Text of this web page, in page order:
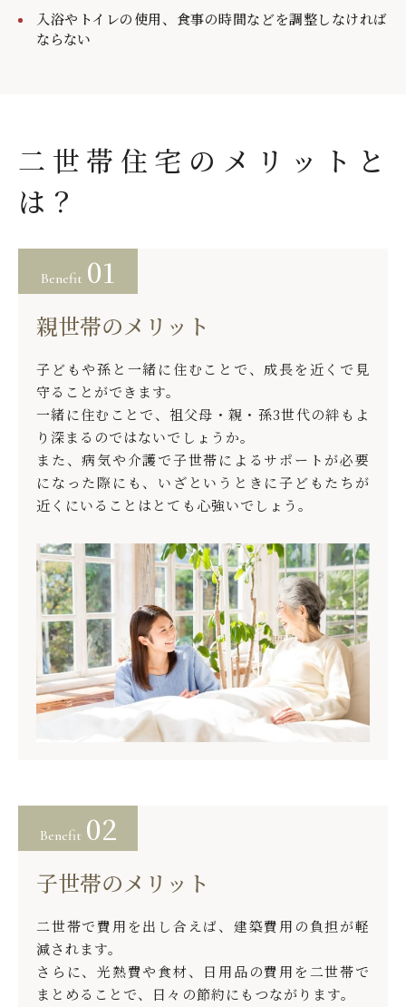
入浴やトイレの使用、食事の時間などを調整しなければ
ならない
二世帯住宅のメリットと
は？
Benefit 01
親世帯のメリット
子どもや孫と一緒に住むことで、成長を近くで見
守ることができます。
一緒に住むことで、祖父母・親・孫3世代の絆もよ
り深まるのではないでしょうか。
また、病気や介護で子世帯によるサポートが必要
になった際にも、いざというときに子どもたちが
近くにいることはとても心強いでしょう。
Benefit 02
子世帯のメリット
二世帯で費用を出し合えば、建築費用の負担が軽
減されます。
さらに、光熱費や食材、日用品の費用を二世帯で
まとめることで、日々の節約にもつながります。